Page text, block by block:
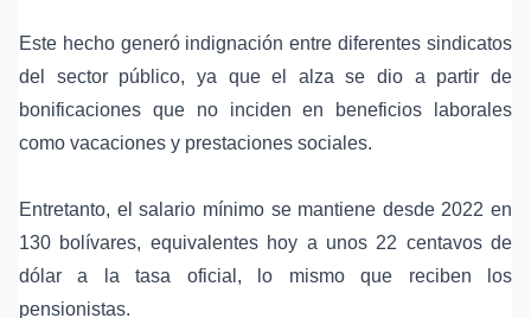
Este hecho generó indignación entre diferentes sindicatos
del sector público, ya que el alza se dio a partir de
bonificaciones que no inciden en beneficios laborales
como vacaciones y prestaciones sociales.
Entretanto, el salario mínimo se mantiene desde 2022 en
130 bolívares, equivalentes hoy a unos 22 centavos de
dólar a la tasa oficial, lo mismo que reciben los
pensionistas.